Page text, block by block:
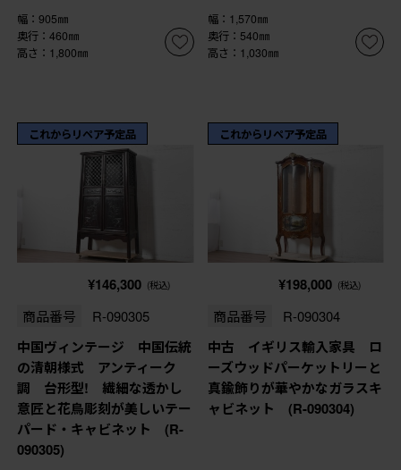
幅：905㎜
奥行：460㎜
高さ：1,800㎜
幅：1,570㎜
奥行：540㎜
高さ：1,030㎜
これからリペア予定品
¥146,300 (税込)
商品番号 R-090305
中国ヴィンテージ 中国伝統
の清朝様式 アンティーク
調 台形型! 繊細な透かし
意匠と花鳥彫刻が美しいテー
パード・キャビネット (R-
090305)
これからリペア予定品
¥198,000 (税込)
商品番号 R-090304
中古 イギリス輸入家具 ロ
ーズウッドパーケットリーと
真鍮飾りが華やかなガラスキ
ャビネット (R-090304)